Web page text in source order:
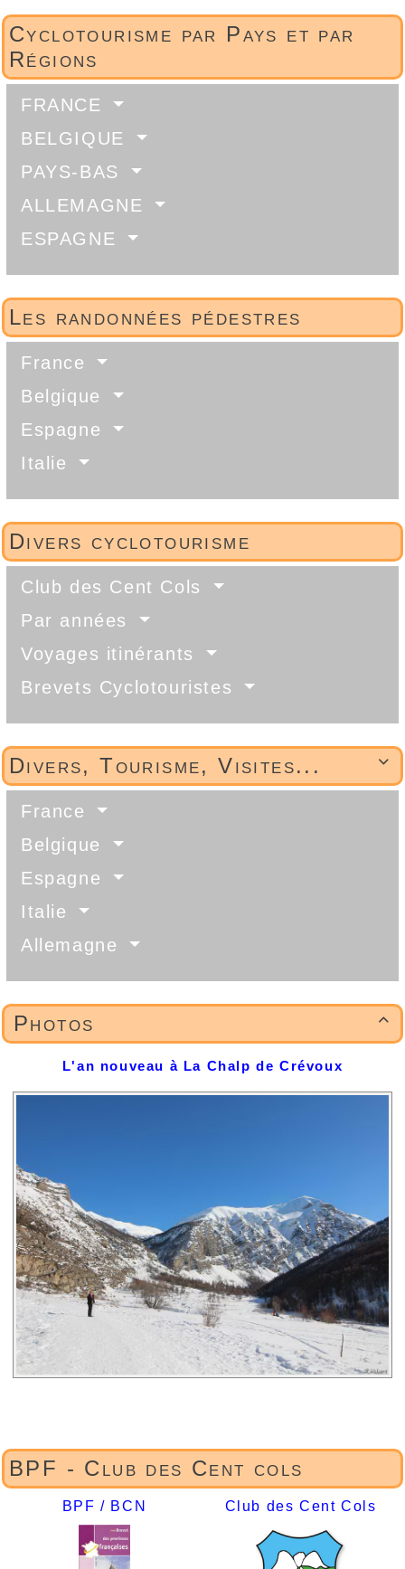
Cyclotourisme par Pays et par
Régions
FRANCE
BELGIQUE
PAYS-BAS
ALLEMAGNE
ESPAGNE
Les randonnées pédestres
France
Belgique
Espagne
Italie
Divers cyclotourisme
Club des Cent Cols
Par années
Voyages itinérants
Brevets Cyclotouristes

Divers, Tourisme, Visites...
France
Belgique
Espagne
Italie
Allemagne

Photos
L'an nouveau à La Chalp de Crévoux
BPF - Club des Cent cols
BPF / BCN Club des Cent Cols